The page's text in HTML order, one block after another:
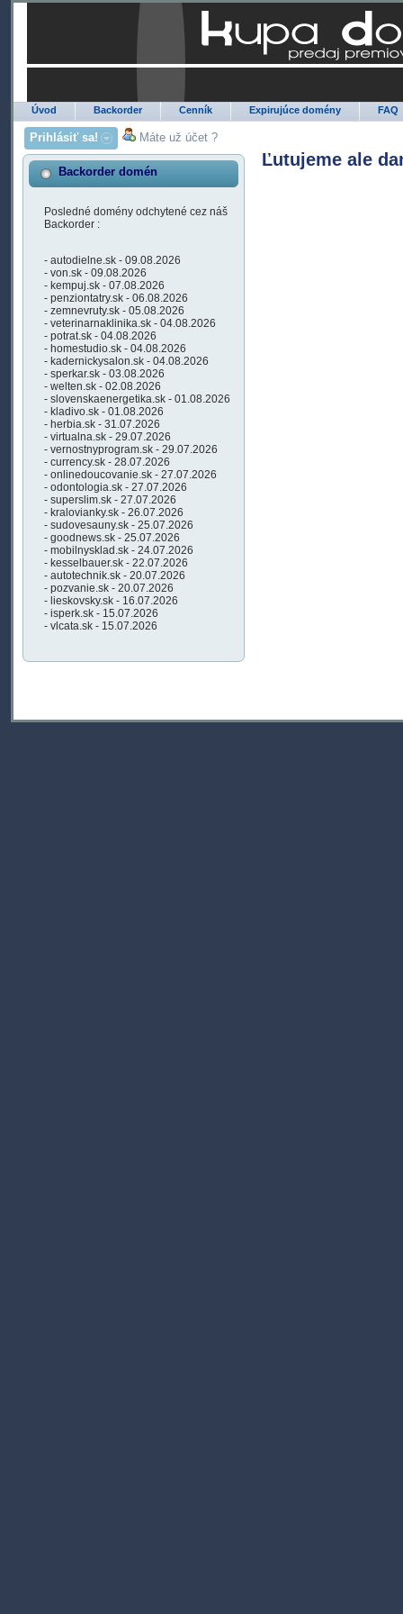
Úvod Backorder Cenník Expirujúce domény FAQ
Prihlásiť sa! Máte už účet ?
Backorder domén
Posledné domény odchytené cez náš
Backorder :
- autodielne.sk - 09.08.2026
- von.sk - 09.08.2026
- kempuj.sk - 07.08.2026
- penziontatry.sk - 06.08.2026
- zemnevruty.sk - 05.08.2026
- veterinarnaklinika.sk - 04.08.2026
- potrat.sk - 04.08.2026
- homestudio.sk - 04.08.2026
- kadernickysalon.sk - 04.08.2026
- sperkar.sk - 03.08.2026
- welten.sk - 02.08.2026
- slovenskaenergetika.sk - 01.08.2026
- kladivo.sk - 01.08.2026
- herbia.sk - 31.07.2026
- virtualna.sk - 29.07.2026
- vernostnyprogram.sk - 29.07.2026
- currency.sk - 28.07.2026
- onlinedoucovanie.sk - 27.07.2026
- odontologia.sk - 27.07.2026
- superslim.sk - 27.07.2026
- kralovianky.sk - 26.07.2026
- sudovesauny.sk - 25.07.2026
- goodnews.sk - 25.07.2026
- mobilnysklad.sk - 24.07.2026
- kesselbauer.sk - 22.07.2026
- autotechnik.sk - 20.07.2026
- pozvanie.sk - 20.07.2026
- lieskovsky.sk - 16.07.2026
- isperk.sk - 15.07.2026
- vlcata.sk - 15.07.2026
Ľutujeme ale